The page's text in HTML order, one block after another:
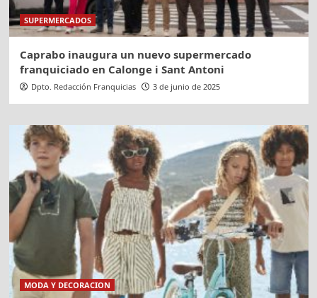
SUPERMERCADOS
Caprabo inaugura un nuevo supermercado
franquiciado en Calonge i Sant Antoni
Dpto. Redacción Franquicias 3 de junio de 2025
MODA Y DECORACION